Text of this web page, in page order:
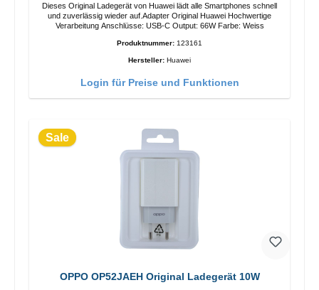
Dieses Original Ladegerät von Huawei lädt alle Smartphones schnell
und zuverlässig wieder auf.Adapter Original Huawei Hochwertige
Verarbeitung Anschlüsse: USB-C Output: 66W Farbe: Weiss
Produktnummer: 123161
Hersteller: Huawei
Login für Preise und Funktionen
Sale
OPPO OP52JAEH Original Ladegerät 10W